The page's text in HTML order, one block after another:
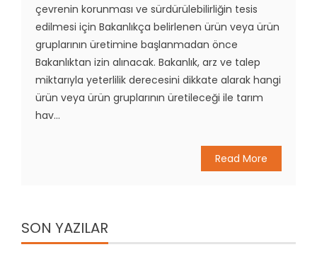
çevrenin korunması ve sürdürülebilirliğin tesis
edilmesi için Bakanlıkça belirlenen ürün veya ürün
gruplarının üretimine başlanmadan önce
Bakanlıktan izin alınacak. Bakanlık, arz ve talep
miktarıyla yeterlilik derecesini dikkate alarak hangi
ürün veya ürün gruplarının üretileceği ile tarım
hav...
Read More
SON YAZILAR